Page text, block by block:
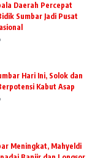
Daerah Percepat
Sumbar Jadi Pusat
Hari Ini, Solok dan
Kabut Asap
Meningkat, Mahyeldi